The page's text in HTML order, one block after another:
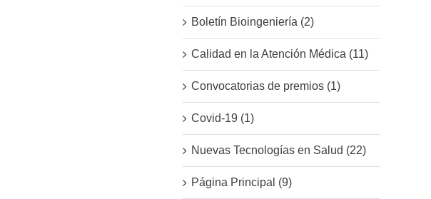
Boletín Bioingeniería (2)
Calidad en la Atención Médica (11)
Convocatorias de premios (1)
Covid-19 (1)
Nuevas Tecnologías en Salud (22)
Página Principal (9)